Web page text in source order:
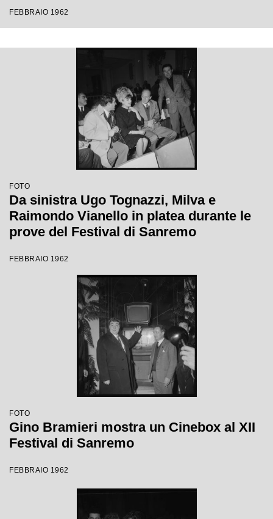
FEBBRAIO 1962
FOTO
Da sinistra Ugo Tognazzi, Milva e
Raimondo Vianello in platea durante le
prove del Festival di Sanremo
FEBBRAIO 1962
FOTO
Gino Bramieri mostra un Cinebox al XII
Festival di Sanremo
FEBBRAIO 1962